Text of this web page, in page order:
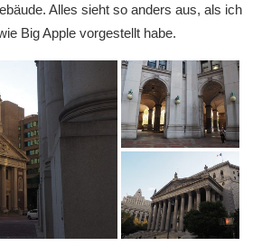
Alles sieht so anders aus, als ich
Big Apple vorgestellt habe.